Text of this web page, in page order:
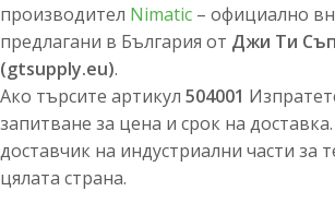
производител Nimatic – официално
предлагани в България от Джи Ти
(gtsupply.eu).
Ако търсите артикул 504001
запитване за цена и срок на
доставчик на индустриални части за
цялата страна.